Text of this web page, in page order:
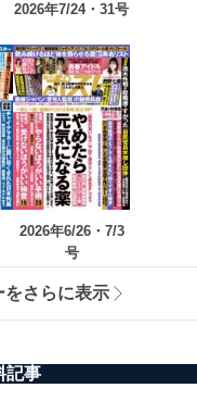
2026年7/24・31号
2026年6/26・7/3
号
をさらに表示
記事